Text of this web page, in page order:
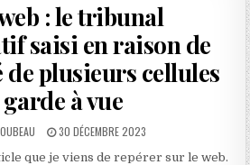
: le tribunal
saisi en raison de
plusieurs cellules
à vue
PUBLISHED
30 DÉCEMBRE 2023
que je viens de repérer sur le web.